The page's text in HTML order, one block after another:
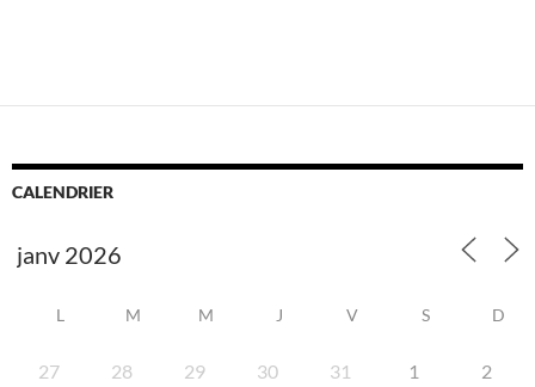
CALENDRIER
L M M J V S D
27 28 29 30 31 1 2